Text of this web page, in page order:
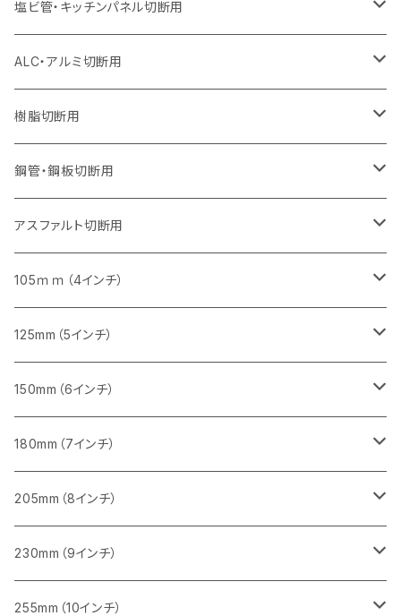
セグメント
セグメント（特殊凸凹加工チップ）
セグメント
セグメント（特殊凸凹加工チップ）
355mm（14インチ）
セグメント
セグメント（特殊凸凹加工チップ）
セグメントタイプ（一般道路カッター用
305mm（12インチ）
セグメントタイプ
セグメントタイプ（一般道路カッター用
355mm（14インチ）
セグメントタイプ
セグメントタイプ（一般道路カッター用
405mm（16インチ）
セグメントタイプ
セグメントタイプ（一般道路カッター用
455mm（18インチ）
セグメント（一般道路カッター用
セグメントタイプ
305mm（12インチ）
セグメントタイプ
埋設鋳鉄管工事対応タイプ
355mm（14インチ）
セグメントタイプ
埋設鋳鉄管工事対応タイプ
405mm（16インチ）
セグメントタイプ
埋設鋳鉄管工事対応タイプ
セグメントタイプ
ウェーブタイプ
230mm（9インチ）
セグメントタイプ
ウェーブタイプ
255mm（10インチ）
セグメントタイプ
セグメントタイプ（一般道路カッター用
305mm（12インチ）
セグメント
セグメント（特殊凸凹加工チップ）
355mm（14インチ）
セグメント
セグメント（特殊凸凹加工チップ）
405mm（16インチ）
セグメント
セグメント（一般道路カッター用
473mm（18インチ）
セグメント（一般道路カッター用
セグメントタイプ
180mm（7インチ）
セグメントタイプ
205mm（8インチ）
セグメントタイプ
230mm（9インチ）
セグメントタイプ
255mm（10インチ）
セグメントタイプ
305mm（12インチ）
セグメント
セグメント（特殊凸凹加工チップ）
355mm（14インチ）
セグメント
セグメント（特殊凸凹加工チップ）
405mm（16インチ）
セグメントタイプ
セグメントタイプ
405mm（16インチ）
セグメントタイプ
125ｍｍ（5インチ）
塩ビ管・キッチンパネル切断用
125ｍｍ（5インチ）
ALC・アルミ切断用
305mm（12インチ）
砥石（補強綱入り）
355mm（14インチ）
砥石（補強綱入り）
樹脂切断用
305mm（12インチ）
砥石（補強綱入り）
355mm（14インチ）
砥石（補強綱入り）
鋼管・鋼板切断用
305mm（12インチ）
砥石（補強綱入り）
355mm（14インチ）
砥石（補強綱入り）
アスファルト切断用
255ｍｍ（10インチ）
一般道路カッター用
305ｍｍ（12インチ）
一般道路カッター用
355ｍｍ（14インチ）
一般道路カッター用
405mm（16インチ）
一般道路カッター用
455ｍｍ（18インチ）
一般道路カッター用
105ｍｍ（4インチ）
タイル切断用
みかげ石（御影石）切断用
コンクリート切断用
ブロック切断用
レンガ切断用
インターロッキング切断用
125mm（5インチ）
タイル切断用
みかげ石（御影石）切断用
コンクリート切断用
ブロック切断用
レンガ切断用
150mm（6インチ）
みかげ石（御影石）切断用
コンクリート切断用
ブロック切断用
レンガ切断用
180mm（7インチ）
みかげ石（御影石）切断用
コンクリート切断用
ブロック切断用
205mm（8インチ）
みかげ石（御影石）切断用
コンクリート切断用
230mm（9インチ）
みかげ石（御影石）切断用
255mm（10インチ）